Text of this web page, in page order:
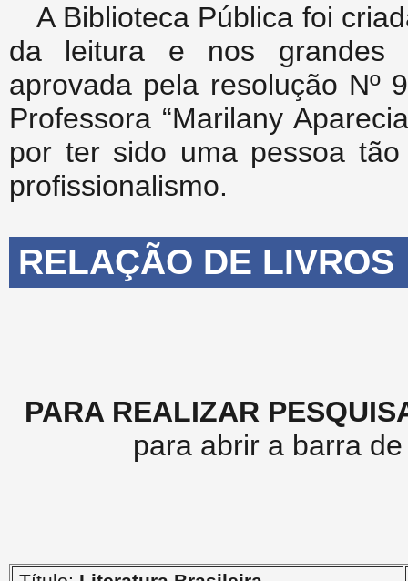
A Biblioteca Pública foi
da leitura e nos grandes
aprovada pela resolução Nº
Professora “Marilany
por ter sido uma pessoa
profissionalismo.
RELAÇÃO DE LIVROS
PARA REALIZAR
para abrir a barra